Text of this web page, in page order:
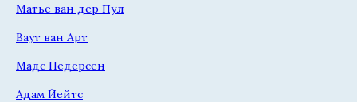
Матье ван дер Пул
Ваут ван Арт
Мадс Педерсен
Адам Йейтс